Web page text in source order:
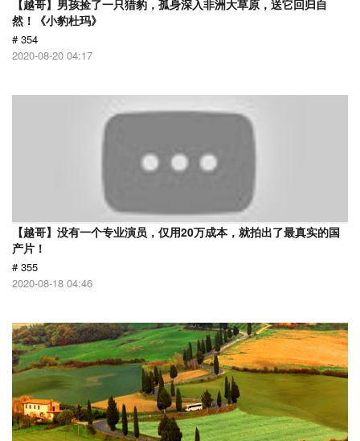
【越哥】男孩捡了一只猎豹，孤身深入非洲大草原，送它回归自
然！《小豹杜玛》
# 354
2020-08-20 04:17
【越哥】没有一个专业演员，仅用20万成本，就拍出了最真实的国
产片！
# 355
2020-08-18 04:46